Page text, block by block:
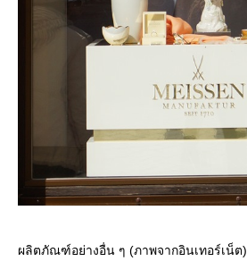
ผลิตภัณฑ์อย่างอื่น ๆ (ภาพจากอินเทอร์เน็ต)